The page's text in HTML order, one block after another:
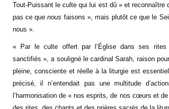
Tout-Puissant le culte qui lui est dû » et reconnaître
pas ce quenous faisons », mais plutôt ce que le
nous ».
« Par le culte offert par l’Église dans ses
sanctifiés », a souligné le cardinal Sarah, raison
pleine, consciente et réelle à la liturgie est
précisé, il n’entendait pas une multitude
l’harmonisation de « nos esprits, de nos cœurs et